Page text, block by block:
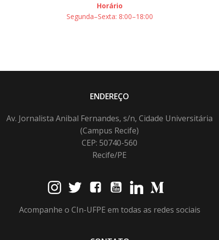
Horário
Segunda–Sexta: 8:00–18:00
ENDEREÇO
Av. Jornalista Anibal Fernandes, s/n, Cidade Universitária
(Campus Recife)
CEP: 50740-560
Recife/PE
Acompanhe o CIn-UFPE em todas as redes sociais